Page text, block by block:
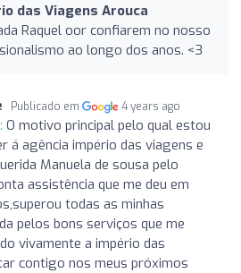
das Viagens Arouca
Raquel oor confiarem no nosso
ao longo dos anos. <3
Publicado em 4 years ago
O motivo principal pelo qual estou
á agência império das viagens e
Manuela de sousa pelo
assistência que me deu em
todas as minhas
pelos bons serviços que me
vivamente a império das
contigo nos meus próximos